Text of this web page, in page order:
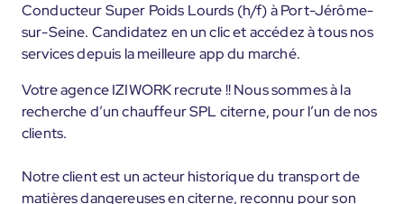
Conducteur Super Poids Lourds (h/f) à Port-Jérôme-
sur-Seine. Candidatez en un clic et accédez à tous nos
services depuis la meilleure app du marché.
Votre agence IZIWORK recrute !! Nous sommes à la
recherche d’un chauffeur SPL citerne, pour l’un de nos
clients.
Notre client est un acteur historique du transport de
matières dangereuses en citerne, reconnu pour son